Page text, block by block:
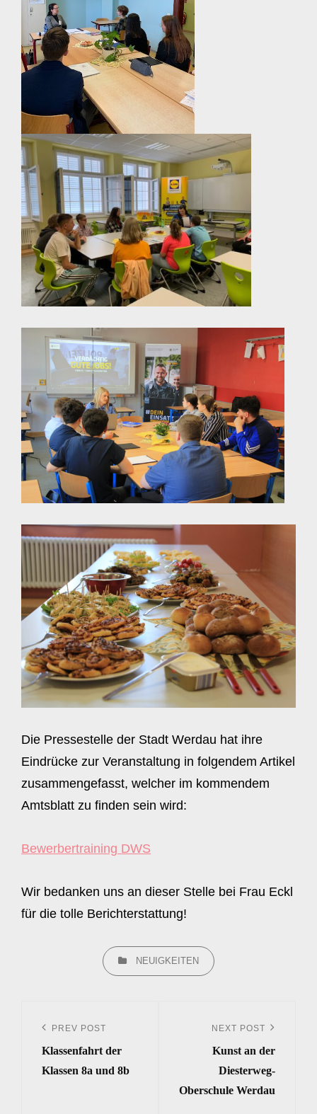
Die Pressestelle der Stadt Werdau hat ihre
Eindrücke zur Veranstaltung in folgendem Artikel
zusammengefasst, welcher im kommendem
Amtsblatt zu finden sein wird:
Bewerbertraining DWS
Wir bedanken uns an dieser Stelle bei Frau Eckl
für die tolle Berichterstattung!
CATEGORIES
NEUIGKEITEN
Navigation
Previous
Post
PREV POST
Klassenfahrt der
Klassen 8a und 8b
NEXT POST
Kunst an der
Diesterweg-
Oberschule Werdau